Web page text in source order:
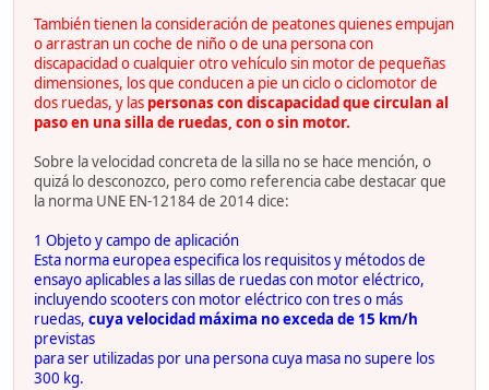
También tienen la consideración de peatones quienes empujan
o arrastran un coche de niño o de una persona con
discapacidad o cualquier otro vehículo sin motor de pequeñas
dimensiones, los que conducen a pie un ciclo o ciclomotor de
dos ruedas, y las personas con discapacidad que circulan al
paso en una silla de ruedas, con o sin motor.
Sobre la velocidad concreta de la silla no se hace mención, o
quizá lo desconozco, pero como referencia cabe destacar que
la norma UNE EN-12184 de 2014 dice:
1 Objeto y campo de aplicación
Esta norma europea especifica los requisitos y métodos de
ensayo aplicables a las sillas de ruedas con motor eléctrico,
incluyendo scooters con motor eléctrico con tres o más
ruedas, cuya velocidad máxima no exceda de 15 km/h
previstas
para ser utilizadas por una persona cuya masa no supere los
300 kg.